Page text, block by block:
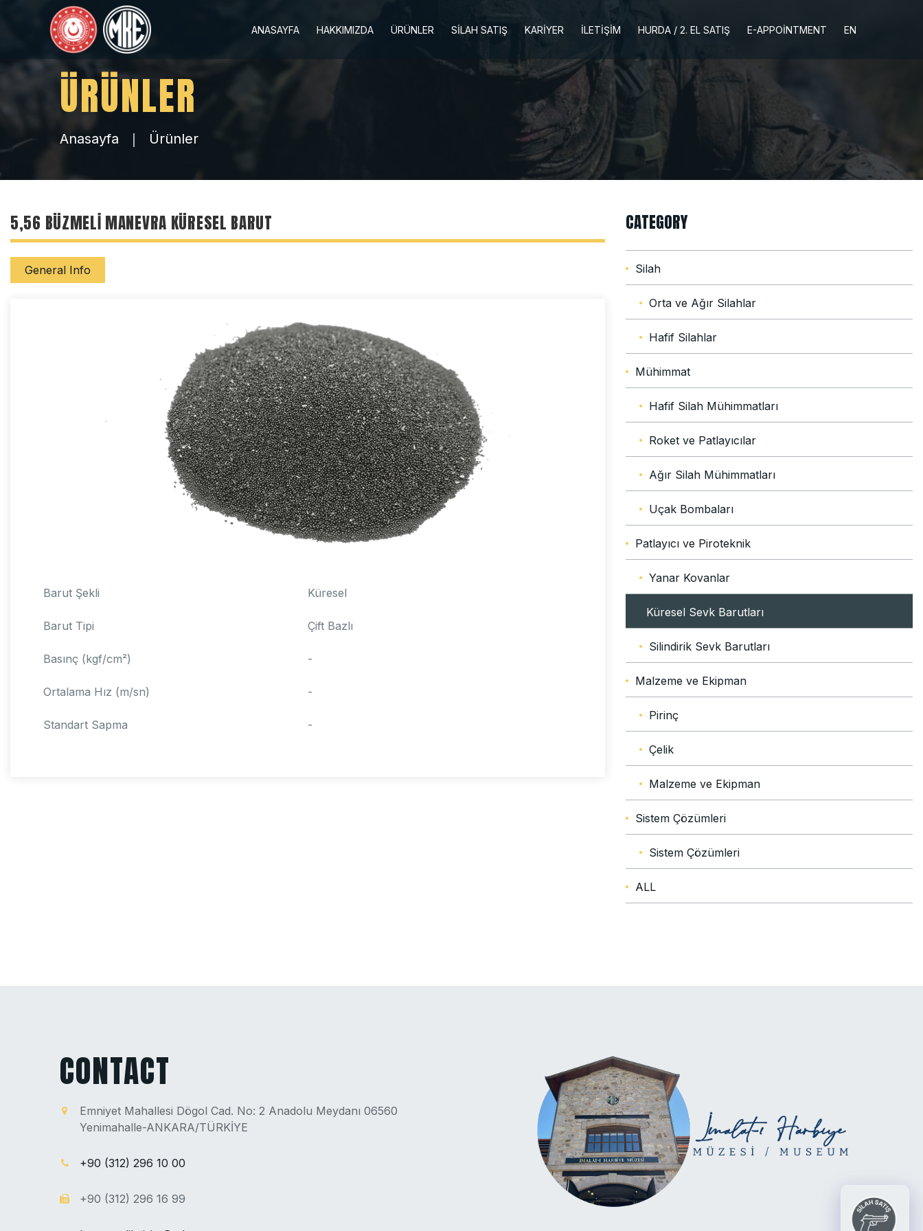
ANASAYFA HAKKIMIZDA ÜRÜNLER SİLAH SATIŞ KARİYER İLETİŞİM HURDA / 2. EL SATIŞ E-APPOINTMENT EN
ÜRÜNLER
Anasayfa Ürünler
5,56 BÜZMELI MANEVRA KÜRESEL BARUT
General Info
Barut Şekli Küresel
Barut Tipi Çift Bazlı
Basınç (kgf/cm²) -
Ortalama Hız (m/sn) -
Standart Sapma -
CATEGORY
Silah
Orta ve Ağır Silahlar
Hafif Silahlar
Mühimmat
Hafif Silah Mühimmatları
Roket ve Patlayıcılar
Ağır Silah Mühimmatları
Uçak Bombaları
Patlayıcı ve Piroteknik
Yanar Kovanlar
Küresel Sevk Barutları
Silindirik Sevk Barutları
Malzeme ve Ekipman
Pirinç
Çelik
Malzeme ve Ekipman
Sistem Çözümleri
Sistem Çözümleri
ALL
CONTACT
Emniyet Mahallesi Dögol Cad. No: 2 Anadolu Meydanı 06560
Yenimahalle-ANKARA/TÜRKİYE
+90 (312) 296 10 00
+90 (312) 296 16 99